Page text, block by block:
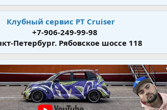
Клубный сервис PT Cruiser
+7-906-249-99-98
Петербург. Рябовское шоссе 118